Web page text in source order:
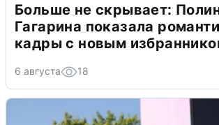
Больше не скрывает:
Гагарина показала
кадры с новым
6 августа 18